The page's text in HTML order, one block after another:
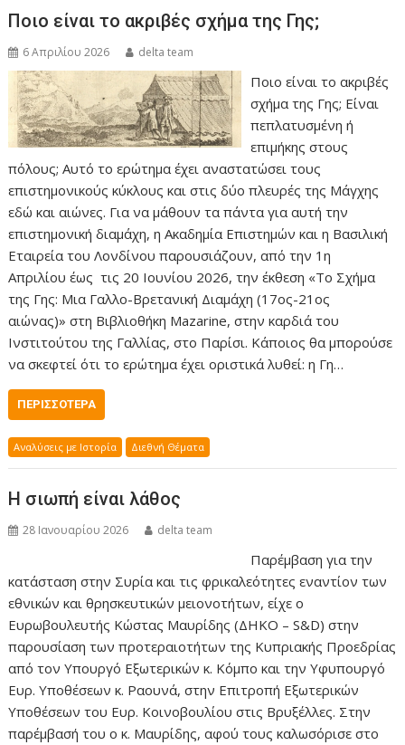
Ποιο είναι το ακριβές σχήμα της Γης;
6 Απριλίου 2026 delta team
Ποιο είναι το ακριβές
σχήμα της Γης; Είναι
πεπλατυσμένη ή
επιμήκης στους
πόλους; Αυτό το ερώτημα έχει αναστατώσει τους
επιστημονικούς κύκλους και στις δύο πλευρές της Μάγχης
εδώ και αιώνες. Για να μάθουν τα πάντα για αυτή την
επιστημονική διαμάχη, η Ακαδημία Επιστημών και η Βασιλική
Εταιρεία του Λονδίνου παρουσιάζουν, από την 1η
Απριλίου έως τις 20 Ιουνίου 2026, την έκθεση «Το Σχήμα
της Γης: Μια Γαλλο-Βρετανική Διαμάχη (17ος-21ος
αιώνας)» στη Βιβλιοθήκη Mazarine, στην καρδιά του
Ινστιτούτου της Γαλλίας, στο Παρίσι. Κάποιος θα μπορούσε
να σκεφτεί ότι το ερώτημα έχει οριστικά λυθεί: η Γη…
ΠΕΡΙΣΣΌΤΕΡΑ
Αναλύσεις με Ιστορία Διεθνή Θέματα
Η σιωπή είναι λάθος
28 Ιανουαρίου 2026 delta team
Παρέμβαση για την
κατάσταση στην Συρία και τις φρικαλεότητες εναντίον των
εθνικών και θρησκευτικών μειονοτήτων, είχε ο
Ευρωβουλευτής Κώστας Μαυρίδης (ΔΗΚΟ – S&D) στην
παρουσίαση των προτεραιοτήτων της Κυπριακής Προεδρίας
από τον Υπουργό Εξωτερικών κ. Κόμπο και την Υφυπουργό
Ευρ. Υποθέσεων κ. Ραουνά, στην Επιτροπή Εξωτερικών
Υποθέσεων του Ευρ. Κοινοβουλίου στις Βρυξέλλες. Στην
παρέμβασή του ο κ. Μαυρίδης, αφού τους καλωσόρισε στο